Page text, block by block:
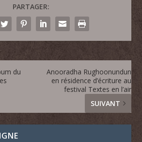
PARTAGER:
du
Anooradha Rughoonundun
en résidence d’écriture au
festival Textes en l’air
SUIVANT